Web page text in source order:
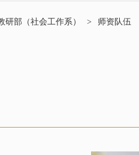
研部（社会工作系） > 师资队伍